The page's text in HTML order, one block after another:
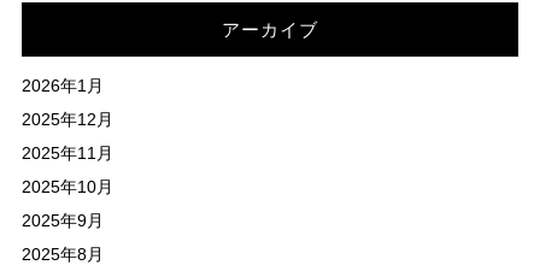
アーカイブ
2026年1月
2025年12月
2025年11月
2025年10月
2025年9月
2025年8月